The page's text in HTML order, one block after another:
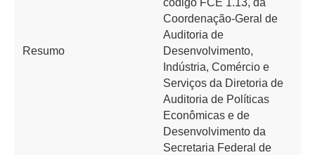
Resumo
código FCE 1.13, da
Coordenação-Geral de
Auditoria de
Desenvolvimento,
Indústria, Comércio e
Serviços da Diretoria de
Auditoria de Políticas
Econômicas e de
Desenvolvimento da
Secretaria Federal de